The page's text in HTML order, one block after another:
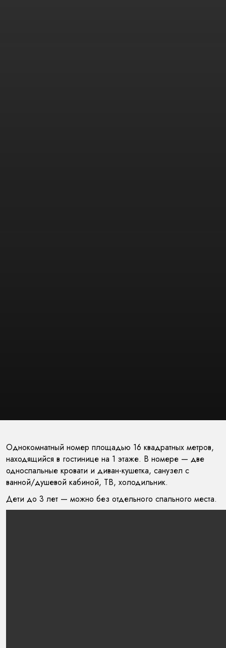
Однокомнатный номер площадью 16 квадратных метров,
находящийся в гостинице на 1 этаже. В номере — две
односпальные кровати и диван-кушетка, санузел с
ванной/душевой кабиной, ТВ, холодильник.
Дети до 3 лет — можно без отдельного спального места.